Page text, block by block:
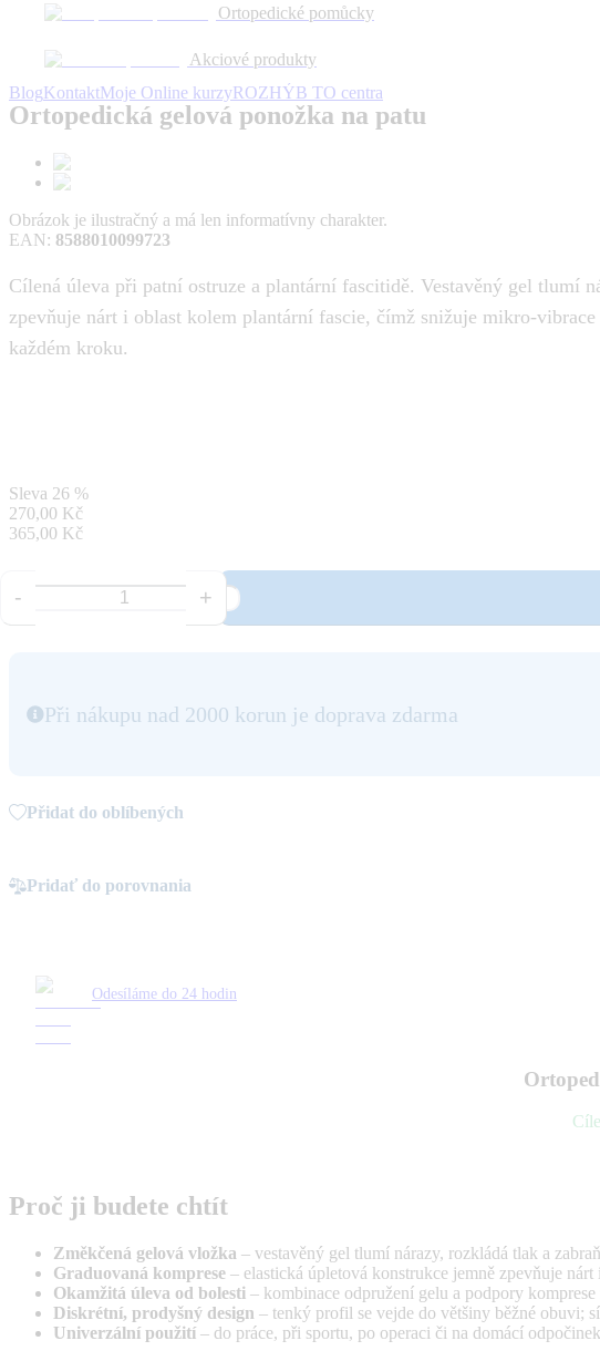
Ortopedické pomůcky
Akciové produkty
BlogKontaktMoje Online kurzyROZHÝB TO centra
Obrázok je ilustračný a má len informatívny charakter.
26 %
Ortopedická gelová ponožka na patu
Obrázok je ilustračný a má len informatívny charakter.
EAN: 8588010099723
Cílená úleva při patní ostruze a plantární fascitidě. Vestavěný gel tlumí
zpevňuje nárt i oblast kolem plantární fascie, čímž snižuje mikro-
každém kroku.
Sleva 26 %
270,00 Kč
365,00 Kč
- +
Při nákupu nad 2000 korun je doprava zdarma
Přidat do oblíbených
Pridať do porovnania
Odesíláme do 24 hodin
Proč ji budete chtít
Změkčená gelová vložka – vestavěný gel tlumí nárazy, rozkládá tlak a
Graduovaná komprese – elastická úpletová konstrukce jemně zpevňuje
Okamžitá úleva od bolesti – kombinace odpružení gelu a podpory
Diskrétní, prodyšný design – tenký profil se vejde do většiny běžné obuvi;
Univerzální použití – do práce, při sportu, po operaci či na domácí